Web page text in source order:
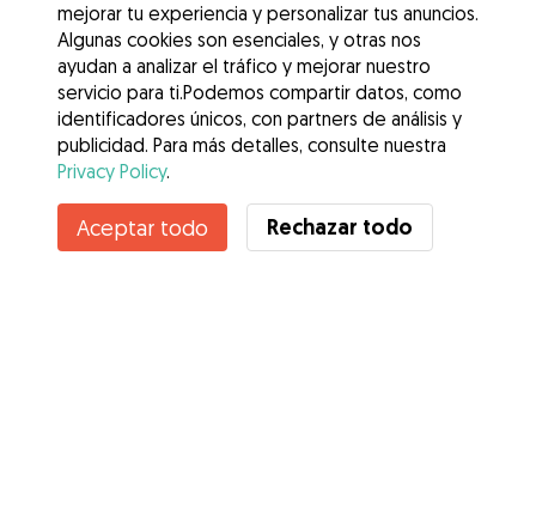
mejorar tu experiencia y personalizar tus anuncios.
Algunas cookies son esenciales, y otras nos
ayudan a analizar el tráfico y mejorar nuestro
servicio para ti.Podemos compartir datos, como
identificadores únicos, con partners de análisis y
publicidad. Para más detalles, consulte nuestra
Privacy Policy.
Aceptar todo Rechazar todo